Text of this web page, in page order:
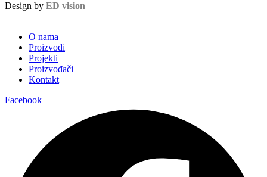
Design by ED vision
O nama
Proizvodi
Projekti
Proizvođači
Kontakt
Facebook